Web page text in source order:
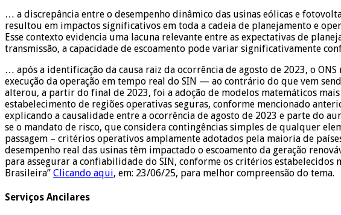
… a discrepância entre o desempenho dinâmico das usinas eólicas e
resultou em impactos significativos em toda a cadeia de planejamento e
Esse contexto evidencia uma lacuna relevante entre as expectativas de
transmissão, a capacidade de escoamento pode variar significativamente
… após a identificação da causa raiz da ocorrência de agosto de 2023, o
execução da operação em tempo real do SIN — ao contrário do que vem
alterou, a partir do final de 2023, foi a adoção de modelos matemáticos
estabelecimento de regiões operativas seguras, conforme mencionado
explicando a causalidade entre a ocorrência de agosto de 2023 e parte do
se o mandato de risco, que considera contingências simples de qualquer
passagem – critérios operativos amplamente adotados pela maioria de
desempenho real das usinas têm impactado o escoamento da geração
para assegurar a confiabilidade do SIN, conforme os critérios estabelecidos
Brasileira” Clicando aqui, em: 23/06/25, para melhor compreensão do tema.
Serviços Ancilares